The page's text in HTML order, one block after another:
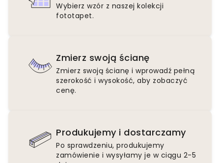
Wybierz wzór z naszej kolekcji
fototapet.
Zmierz swoją ścianę
Zmierz swoją ścianę i wprowadź pełną
szerokość i wysokość, aby zobaczyć
cenę.
Produkujemy i dostarczamy
Po sprawdzeniu, produkujemy
zamówienie i wysyłamy je w ciągu 2-5